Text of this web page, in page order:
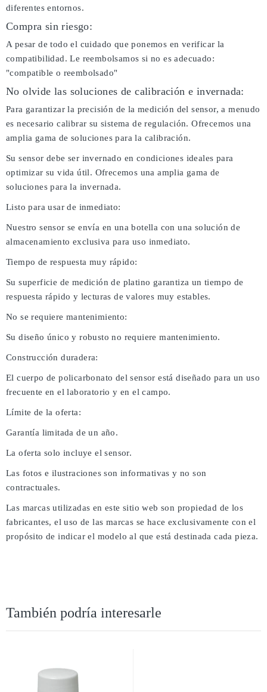
diferentes entornos.
Compra sin riesgo:
A pesar de todo el cuidado que ponemos en verificar la
compatibilidad. Le reembolsamos si no es adecuado:
"compatible o reembolsado"
No olvide las soluciones de calibración e invernada:
Para garantizar la precisión de la medición del sensor, a menudo
es necesario calibrar su sistema de regulación. Ofrecemos una
amplia gama de soluciones para la calibración.
Su sensor debe ser invernado en condiciones ideales para
optimizar su vida útil. Ofrecemos una amplia gama de
soluciones para la invernada.
Listo para usar de inmediato:
Nuestro sensor se envía en una botella con una solución de
almacenamiento exclusiva para uso inmediato.
Tiempo de respuesta muy rápido:
Su superficie de medición de platino garantiza un tiempo de
respuesta rápido y lecturas de valores muy estables.
No se requiere mantenimiento:
Su diseño único y robusto no requiere mantenimiento.
Construcción duradera:
El cuerpo de policarbonato del sensor está diseñado para un uso
frecuente en el laboratorio y en el campo.
Límite de la oferta:
Garantía limitada de un año.
La oferta solo incluye el sensor.
Las fotos e ilustraciones son informativas y no son
contractuales.
Las marcas utilizadas en este sitio web son propiedad de los
fabricantes, el uso de las marcas se hace exclusivamente con el
propósito de indicar el modelo al que está destinada cada pieza.
También podría interesarle